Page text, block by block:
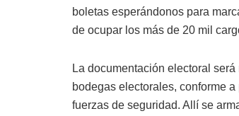
boletas esperándonos para
de ocupar los más de 20 mil
La documentación electoral
bodegas electorales, conforme
fuerzas de seguridad. Allí se